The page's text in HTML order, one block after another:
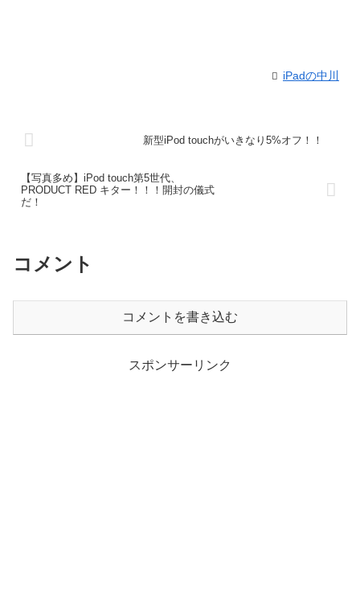
iPadの中川
新型iPod touchがいきなり5%オフ！！
【写真多め】iPod touch第5世代、
PRODUCT RED キター！！！開封の儀式
だ！
コメント
コメントを書き込む
スポンサーリンク